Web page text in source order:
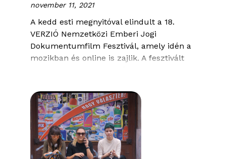
november 11, 2021
A kedd esti megnyitóval elindult a 18.
VERZIÓ Nemzetközi Emberi Jogi
Dokumentumfilm Fesztivál, amely idén a
mozikban és online is zajlik. A fesztivált
főpolgármester-helyettes és Sarkisova
Oksana a fesztivál igazgatója is
köszöntötték az érdeklődőket. A Verzió
filmjei és egyéb programjai november 14-
ig személyesen a mozikban, november 15-
22. között pedig online láthatók a fesztivál